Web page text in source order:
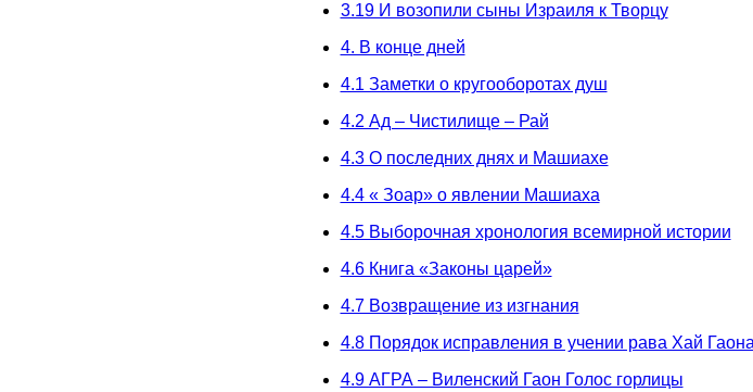
3.19 И возопили сыны Израиля к Творцу
4. В конце дней
4.1 Заметки о кругооборотах душ
4.2 Ад – Чистилище – Рай
4.3 О последних днях и Машиахе
4.4 « Зоар» о явлении Машиаха
4.5 Выборочная хронология всемирной истории
4.6 Книга «Законы царей»
4.7 Возвращение из изгнания
4.8 Порядок исправления в учении рава Хай Гаона
4.9 АГРА – Виленский Гаон Голос горлицы